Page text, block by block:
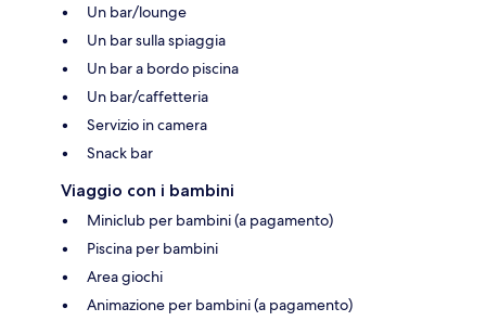
Un bar/lounge
Un bar sulla spiaggia
Un bar a bordo piscina
Un bar/caffetteria
Servizio in camera
Snack bar
Viaggio con i bambini
Miniclub per bambini (a pagamento)
Piscina per bambini
Area giochi
Animazione per bambini (a pagamento)